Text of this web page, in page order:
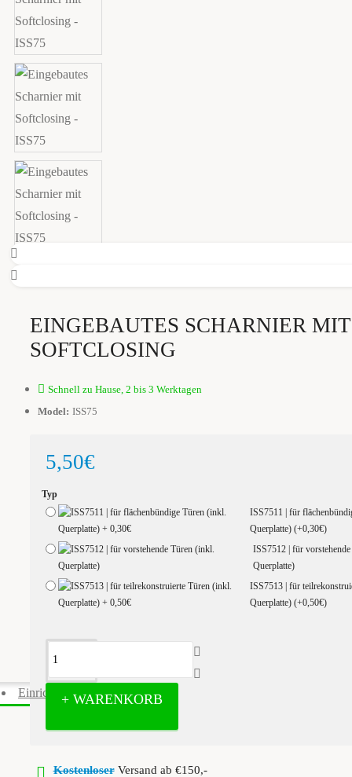
Einrichtung Küchenschränke
EINGEBAUTES SCHARNIER MIT
SOFTCLOSING
Schnell zu Hause, 2 bis 3 Werktagen
Model: ISS75
5,50€
Typ
ISS7511 | für
Querplatte)(+0,30€)
ISS7512 | für
Querplatte)
ISS7513 | für
Querplatte)(+0,50€)
+ WARENKORB
KostenloserVersand ab €150,-